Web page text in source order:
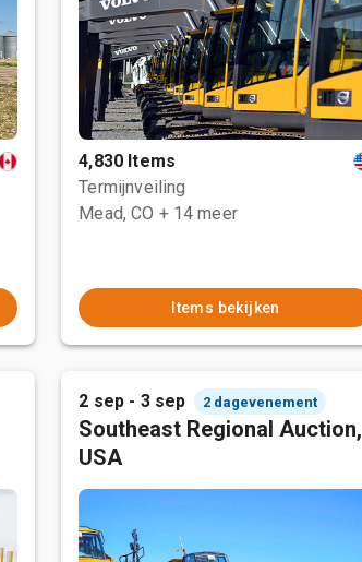
4,830 Items
Termijnveiling
Mead, CO + 14 meer
Items bekijken
2 sep - 3 sep 2 dagevenement
Southeast Regional Auction,
USA